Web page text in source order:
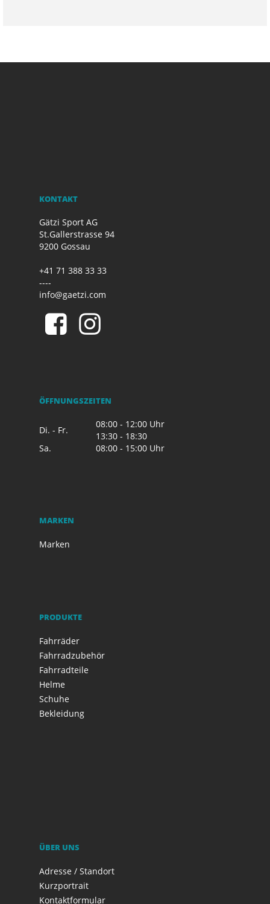
KONTAKT
Gätzi Sport AG
St.Gallerstrasse 94
9200 Gossau
+41 71 388 33 33
----
info@gaetzi.com
ÖFFNUNGSZEITEN
Di. - Fr.
08:00 - 12:00 Uhr
13:30 - 18:30
Sa.
08:00 - 15:00 Uhr
MARKEN
Marken
PRODUKTE
Fahrräder
Fahrradzubehör
Fahrradteile
Helme
Schuhe
Bekleidung
ÜBER UNS
Adresse / Standort
Kurzportrait
Kontaktformular